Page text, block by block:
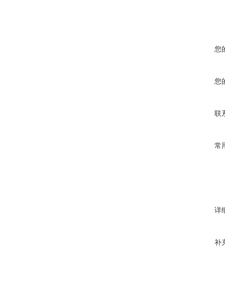
您
您
联
常
详
补